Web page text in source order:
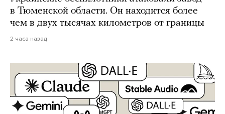
в Тюменской области. Он находится более
чем в двух тысячах километров от границы
2 часа назад